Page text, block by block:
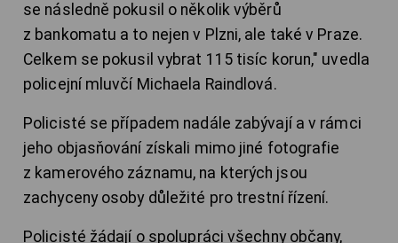
se následně pokusil o několik výběrů
z bankomatu a to nejen v Plzni, ale také v Praze.
Celkem se pokusil vybrat 115 tisíc korun," uvedla
policejní mluvčí Michaela Raindlová.
Policisté se případem nadále zabývají a v rámci
jeho objasňování získali mimo jiné fotografie
z kamerového záznamu, na kterých jsou
zachyceny osoby důležité pro trestní řízení.
Policisté žádají o spolupráci všechny občany,